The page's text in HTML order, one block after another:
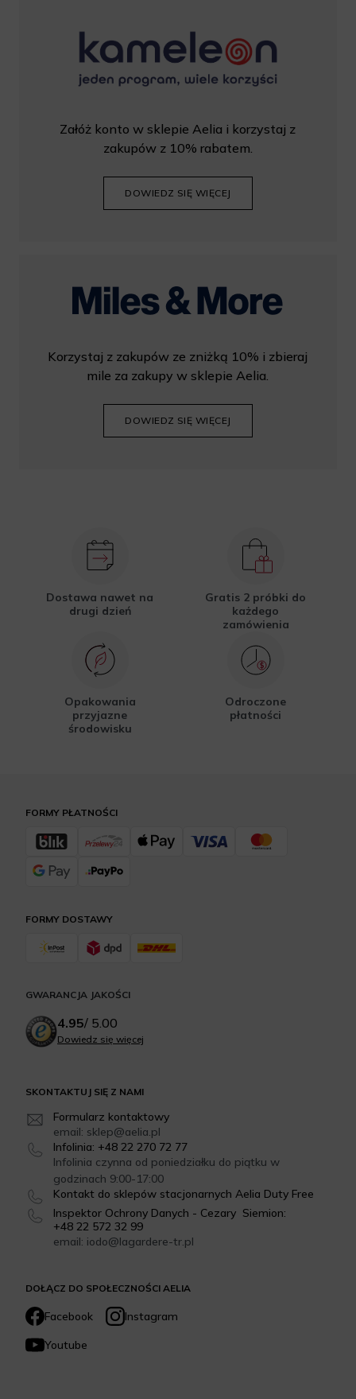
Załóż konto w sklepie Aelia i korzystaj z
zakupów z 10% rabatem.
DOWIEDZ SIĘ WIĘCEJ
Korzystaj z zakupów ze zniżką 10% i zbieraj
mile za zakupy w sklepie Aelia.
DOWIEDZ SIĘ WIĘCEJ
Dostawa nawet na
drugi dzień
Gratis 2 próbki do
każdego
zamówienia
Opakowania
przyjazne
środowisku
Odroczone
płatności
DOŁĄCZ DO SPOŁECZNOŚCI AELIA
Facebook
Instagram
Youtube
SKONTAKTUJ SIĘ Z NAMI
Formularz kontaktowy
email: sklep@aelia.pl
Infolinia: +48 22 270 72 77
Infolinia czynna od poniedziałku do piątku w
godzinach 9:00-17:00
Kontakt do sklepów stacjonarnych Aelia Duty Free
Inspektor Ochrony Danych - Cezary Siemion:
+48 22 572 32 99
email: iodo@lagardere-tr.pl
FORMY DOSTAWY
FORMY PŁATNOŚCI
GWARANCJA JAKOŚCI
4.95/ 5.00
Dowiedz się więcej